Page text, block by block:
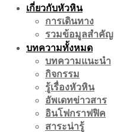
เกี่ยวกับหัวหิน
การเดินทาง
รวมข้อมูลสำคัญ
บทความทั้งหมด
บทความแนะนำ
กิจกรรม
รู้เรื่องหัวหิน
อัพเดทข่าวสาร
อินโฟกราฟฟิค
สาระน่ารู้